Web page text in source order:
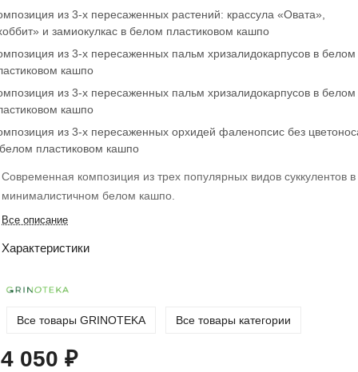
из 3-х пересаженных растений: крассула «Овата»,
и замиокулкас в белом пластиковом кашпо
из 3-х пересаженных пальм хризалидокарпусов в белом
кашпо
из 3-х пересаженных пальм хризалидокарпусов в белом
кашпо
из 3-х пересаженных орхидей фаленопсис без
пластиковом кашпо
Современная композиция из трех популярных видов суккулентов в
минималистичном белом кашпо.
Все описание
Характеристики
Все товары GRINOTEKA Все товары категории
4 050 ₽